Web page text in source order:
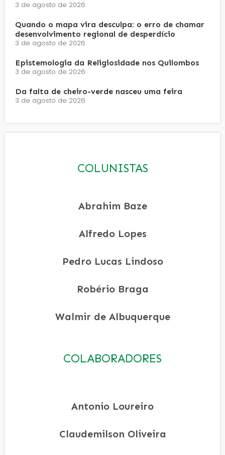
3 de agosto de 2026
Quando o mapa vira desculpa: o erro de chamar
desenvolvimento regional de desperdício
3 de agosto de 2026
Epistemologia da Religiosidade nos Quilombos
3 de agosto de 2026
Da falta de cheiro-verde nasceu uma feira
3 de agosto de 2026
COLUNISTAS
Abrahim Baze
Alfredo Lopes
Pedro Lucas Lindoso
Robério Braga
Walmir de Albuquerque
COLABORADORES
Antonio Loureiro
Claudemilson Oliveira